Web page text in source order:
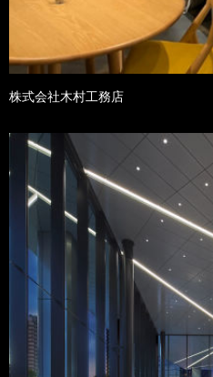
株式会社木村工務店